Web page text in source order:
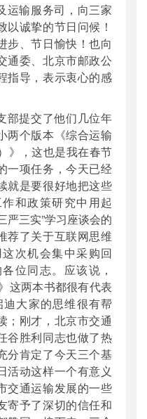
运输服务司，向三家
诚挚的节日问候！
步、节日愉快！也向
通委、北京市邮政公
指导，表示衷心的感
部提交了他们几位年
两个版本《综合运输
》，这也是我在春节
一项任务，今天已经
就是要很好地把这些
和政策研究中用起
严三实”学习座谈会的
荐了关于互联网思维
次机会集中采购回
位同志。应该说，
这两本书都很有代表
迪大家的思维很有帮
；刚才，北京市交通
谷胜利同志也做了热
分肯定了今天三个基
活动这样一个有意义
交通运输发展的一些
寄予了深切的信任和